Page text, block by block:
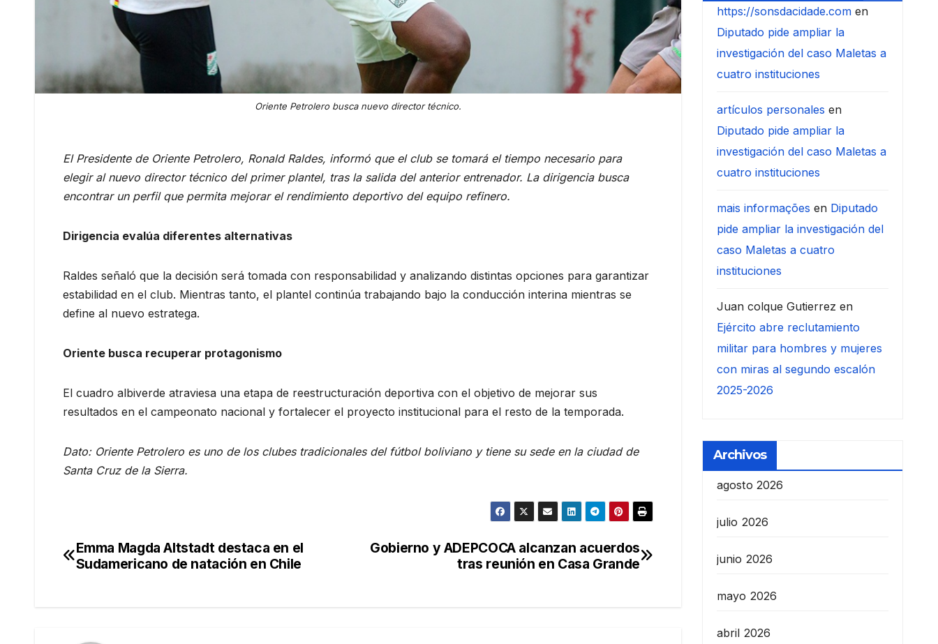
Oriente Petrolero busca nuevo director técnico.
El Presidente de Oriente Petrolero, Ronald Raldes, informó que el club se tomará el tiempo necesario para
elegir al nuevo director técnico del primer plantel, tras la salida del anterior entrenador. La dirigencia busca
encontrar un perfil que permita mejorar el rendimiento deportivo del equipo refinero.
Dirigencia evalúa diferentes alternativas
Raldes señaló que la decisión será tomada con responsabilidad y analizando distintas opciones para garantizar
estabilidad en el club. Mientras tanto, el plantel continúa trabajando bajo la conducción interina mientras se
define al nuevo estratega.
Oriente busca recuperar protagonismo
El cuadro albiverde atraviesa una etapa de reestructuración deportiva con el objetivo de mejorar sus
resultados en el campeonato nacional y fortalecer el proyecto institucional para el resto de la temporada.
Dato: Oriente Petrolero es uno de los clubes tradicionales del fútbol boliviano y tiene su sede en la ciudad de
Santa Cruz de la Sierra.
Navegación
Gobierno y ADEPCOCA alcanzan acuerdos
tras reunión en Casa Grande
Emma Magda Altstadt destaca en el
Sudamericano de natación en Chile
https://sonsdacidade.comen
Diputado pide ampliar la
investigación del caso Maletas a
cuatro instituciones
artículos personales en
Diputado pide ampliar la
investigación del caso Maletas a
cuatro instituciones
mais informações en Diputado
pide ampliar la investigación del
caso Maletas a cuatro
instituciones
Juan colque Gutierrez en
Ejército abre reclutamiento
militar para hombres y mujeres
con miras al segundo escalón
2025-2026
Archivos
agosto 2026
julio 2026
junio 2026
mayo 2026
abril 2026